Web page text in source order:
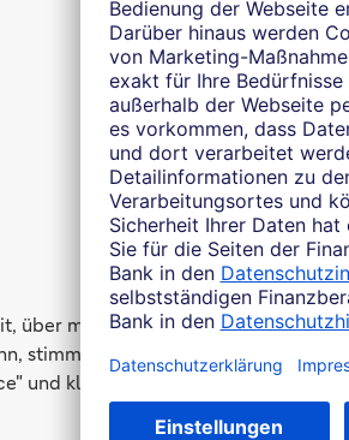
Das
über mich auf der
stimmen Sie der Nutzung des
und klicken anschließend auf